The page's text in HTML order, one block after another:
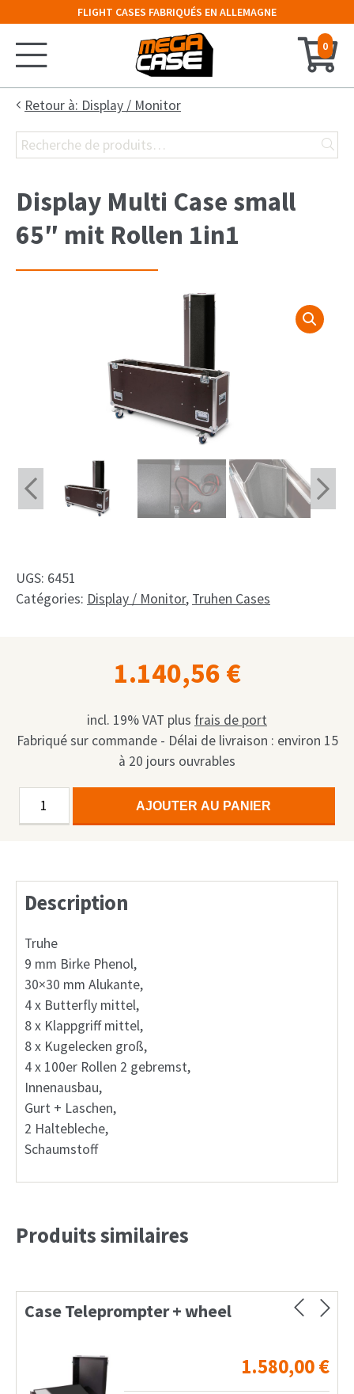
FLIGHT CASES FABRIQUÉS EN ALLEMAGNE
0
Accueil
Configurateur
Malles
Facebook
Français
Retour à: Display / Monitor
Recherche
pour :
Display Multi Case small
65″ mit Rollen 1in1
UGS: 6451
Catégories: Display / Monitor, Truhen Cases
1.140,56 €
incl. 19% VAT plus frais de port
Fabriqué sur commande - Délai de livraison : environ 15
à 20 jours ouvrables
quantité
Case
small
mit
Rollen
1in1
AJOUTER AU PANIER
Alternative:
Description
Truhe
9 mm Birke Phenol,
30×30 mm Alukante,
4 x Butterfly mittel,
8 x Klappgriff mittel,
8 x Kugelecken groß,
4 x 100er Rollen 2 gebremst,
Innenausbau,
Gurt + Laschen,
2 Haltebleche,
Schaumstoff
Produits similaires
Case Teleprompter + wheel
1.580,00€